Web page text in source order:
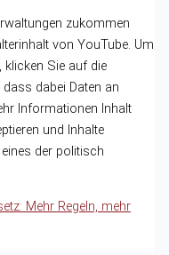
zukommen
von YouTube. Um
klicken Sie auf die
dabei Daten an
Informationen Inhalt
und Inhalte
der politisch
Mehr Regeln, mehr